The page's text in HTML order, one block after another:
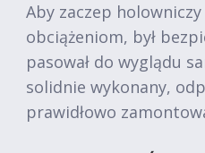
Aby zaczep
obciążeniom, był
pasował do wyglądu
solidnie wykonany,
prawidłowo